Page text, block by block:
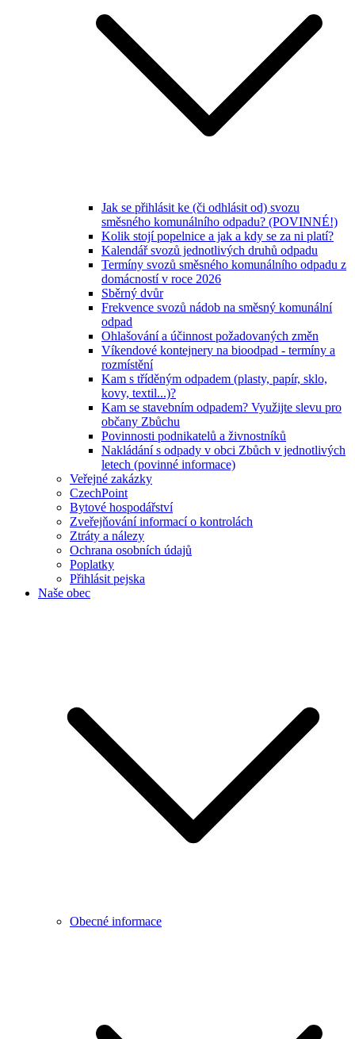
Jak se přihlásit ke (či odhlásit od) svozu
směsného komunálního odpadu? (POVINNÉ!)
Kolik stojí popelnice a jak a kdy se za ni platí?
Kalendář svozů jednotlivých druhů odpadu
Termíny svozů směsného komunálního odpadu z
domácností v roce 2026
Sběrný dvůr
Frekvence svozů nádob na směsný komunální
odpad
Ohlašování a účinnost požadovaných změn
Víkendové kontejnery na bioodpad - termíny a
rozmístění
Kam s tříděným odpadem (plasty, papír, sklo,
kovy, textil...)?
Kam se stavebním odpadem? Využijte slevu pro
občany Zbůchu
Povinnosti podnikatelů a živnostníků
Nakládání s odpady v obci Zbůch v jednotlivých
letech (povinné informace)
Veřejné zakázky
CzechPoint
Bytové hospodářství
Zveřejňování informací o kontrolách
Ztráty a nálezy
Ochrana osobních údajů
Poplatky
Přihlásit pejska
Naše obec
Obecné informace